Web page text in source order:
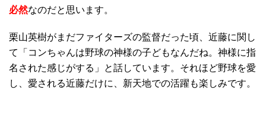
必然なのだと思います。
栗山英樹がまだファイターズの監督だった頃、近藤に関し
て「コンちゃんは野球の神様の子どもなんだね。神様に指
名された感じがする」と話しています。それほど野球を愛
し、愛される近藤だけに、新天地での活躍も楽しみです。